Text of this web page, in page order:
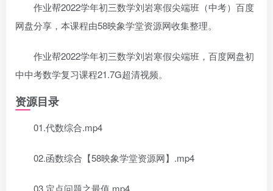
作业帮2022学年初三数学刘岩寒假尖端班（中考）百度
网盘分享，本课程由58映象学堂资源网收集整理。
作业帮2022学年初三数学刘岩寒假尖端班，百度网盘初
中中考数学复习课程21.7G超清视频。
资源目录
01.代数综合.mp4
02.函数综合【58映象学堂资源网】.mp4
03.定点问题之最值.mp4